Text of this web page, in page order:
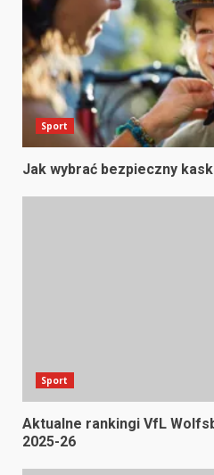
Sport
Jak wybrać bezpieczny
Sport
Aktualne rankingi VfL
2025-26